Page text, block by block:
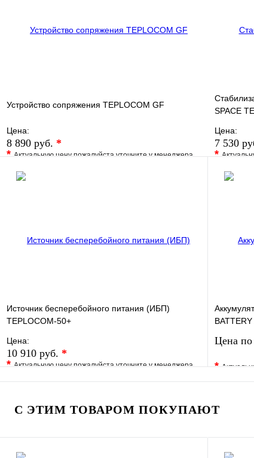
Устройство сопряжения TEPLOCOM GF
Цена:
8 890 руб. *
*Актуальную цену пожалуйста уточните у менеджера
В избранное
SPACE
Цена:
7 530
*
В
Источник бесперебойного питания (ИБП)
TEPLOCOM-50+
Цена:
10 910 руб. *
*Актуальную цену пожалуйста уточните у менеджера
В избранное Сравнение
В корзину
Цена по
*
В
С ЭТИМ ТОВАРОМ ПОКУПАЮТ